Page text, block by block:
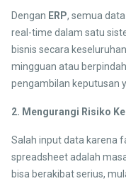
Dengan ERP, semua
real-time dalam satu
bisnis secara
mingguan atau
pengambilan keputusan
2. Mengurangi Risiko
Salah input data karena
spreadsheet adalah
bisa berakibat serius,